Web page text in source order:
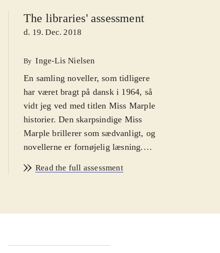
The libraries' assessment
d. 19. Dec. 2018
By Inge-Lis Nielsen
En samling noveller, som tidligere
har været bragt på dansk i 1964, så
vidt jeg ved med titlen Miss Marple
historier. Den skarpsindige Miss
Marple brillerer som sædvanligt, og
novellerne er fornøjelig læsning.
Read the full assessment